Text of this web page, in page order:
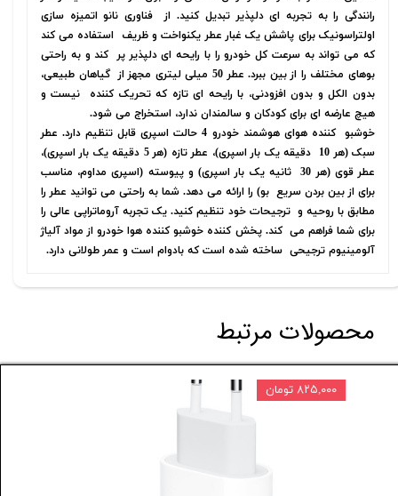
رانندگی را به تجربه ای دلپذیر تبدیل کنید. از فناوری نانو اتمیزه سازی
اولتراسونیک برای پاشش یک غبار عطر یکنواخت و ظریف استفاده می کند
که می تواند به سرعت کل خودرو را با رایحه ای دلپذیر پر کند و به راحتی
بوهای مختلف را از بین ببرد. عطر 50 میلی لیتری مجهز از گیاهان طبیعی،
بدون الکل و بدون افزودنی، با رایحه ای تازه که تحریک کننده نیست و
هیچ عارضه ای برای کودکان و سالمندان ندارد، استخراج می شود.
خوشبو کننده هوای هوشمند خودرو 4 حالت اسپری قابل تنظیم دارد. عطر
سبک (هر 10 دقیقه یک بار اسپری)، عطر تازه (هر 5 دقیقه یک بار اسپری)،
عطر قوی (هر 30 ثانیه یک بار اسپری) و پیوسته (اسپری مداوم، مناسب
برای از بین بردن سریع بو) را ارائه می دهد. شما به راحتی می توانید عطر را
مطابق با روحیه و ترجیحات خود تنظیم کنید. یک تجربه آروماتراپی عالی را
برای شما فراهم می کند. پخش کننده خوشبو کننده هوا خودرو از مواد آلیاژ
آلومینیوم ترجیحی ساخته شده است که بادوام است و عمر طولانی دارد.
محصولات مرتبط
۸۲۵,۰۰۰ تومان